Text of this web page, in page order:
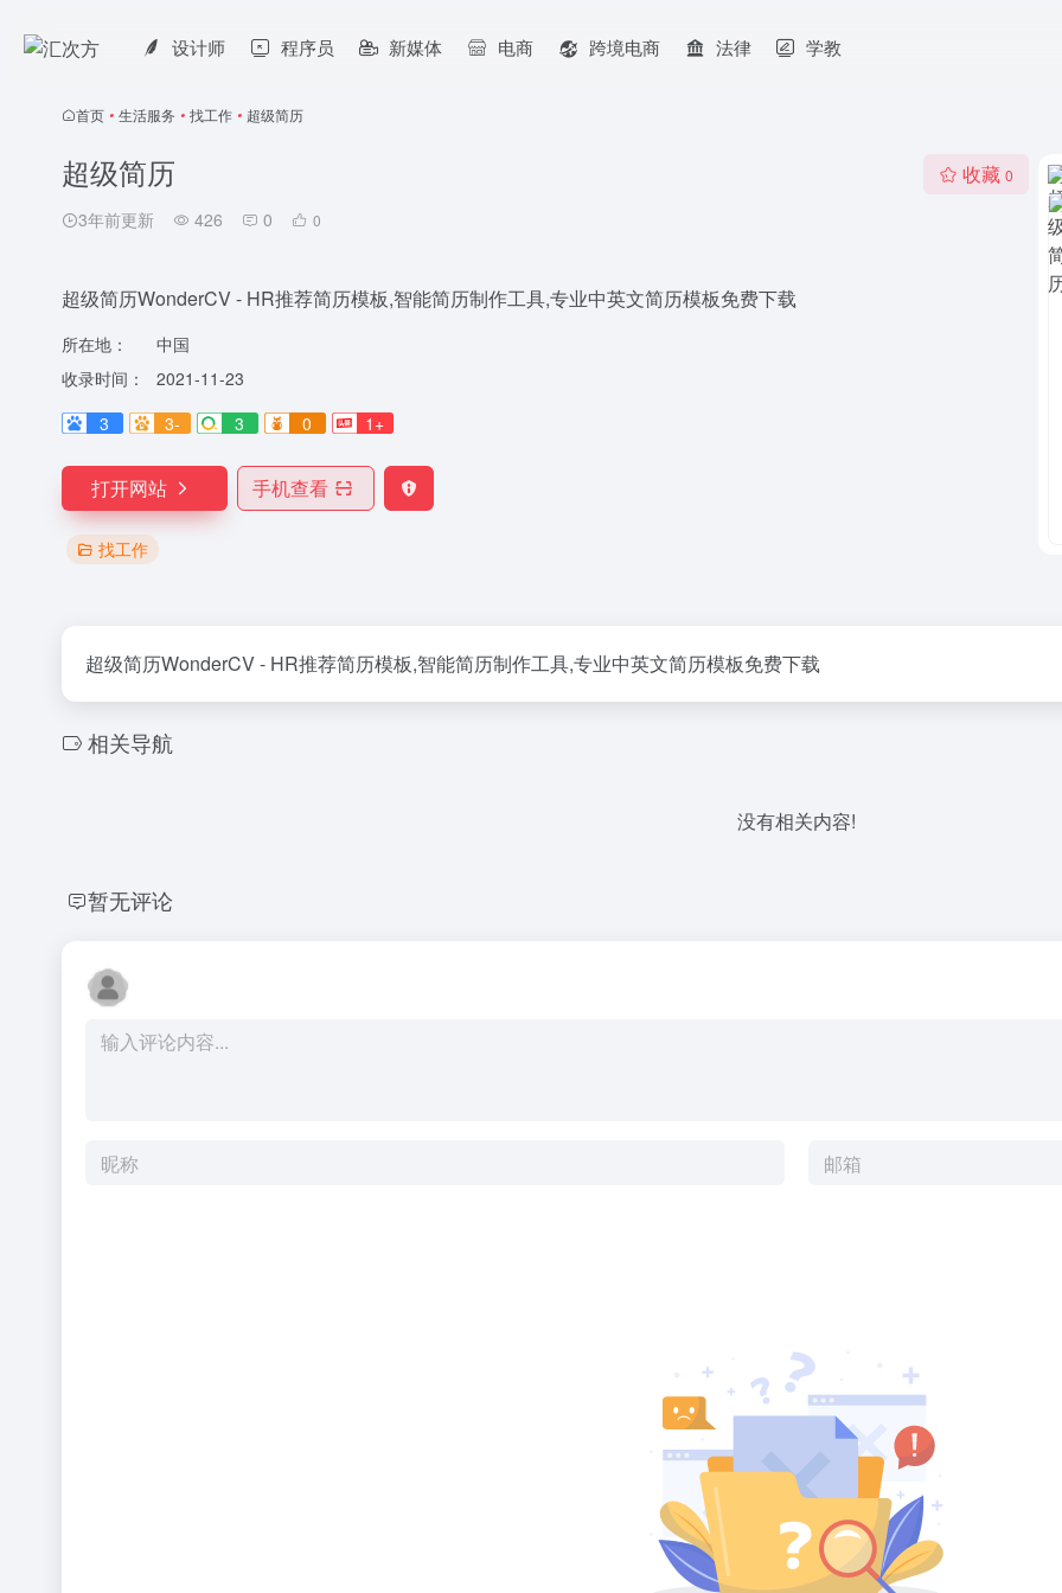
设计师 程序员 新媒体 电商 跨境电商 法律 学教
首页 • 生活服务 • 找工作 • 超级简历
超级简历
3年前更新 426 0 0
收藏 0
超级简历WonderCV - HR推荐简历模板,智能简历制作工具,专业中英文简历模板免费下载
所在地：
中国
收录时间：
2021-11-23
3
3- 3 0 1+
打开网站 手机查看
找工作
超级简历WonderCV - HR推荐简历模板,智能简历制作工具,专业中英文简历模板免费下载
相关导航
没有相关内容!
暂无评论